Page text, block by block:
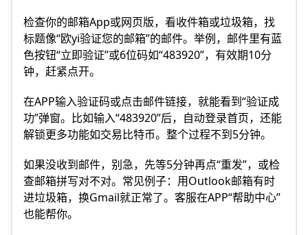
检查你的邮箱App或网页版，看收件箱或垃圾箱，找
标题像“欧yi验证您的邮箱”的邮件。举例，邮件里有蓝
色按钮“立即验证”或6位码如“483920”，有效期10分
钟，赶紧点开。
在APP输入验证码或点击邮件链接，就能看到“验证成
功”弹窗。比如输入“483920”后，自动登录首页，还能
解锁更多功能如交易比特币。整个过程不到5分钟。
如果没收到邮件，别急，先等5分钟再点“重发”，或检
查邮箱拼写对不对。常见例子：用Outlook邮箱有时
进垃圾箱，换Gmail就正常了。客服在APP“帮助中心”
也能帮你。​